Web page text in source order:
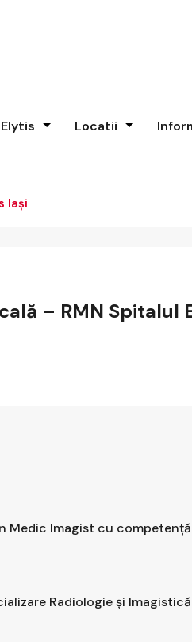
Locatii
Iași
– RMN Spitalul
Imagist cu
Radiologie și